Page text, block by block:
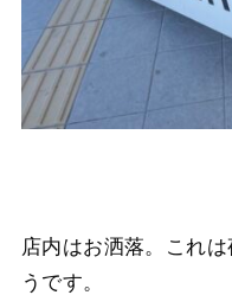
店内はお洒落。これ
うです。